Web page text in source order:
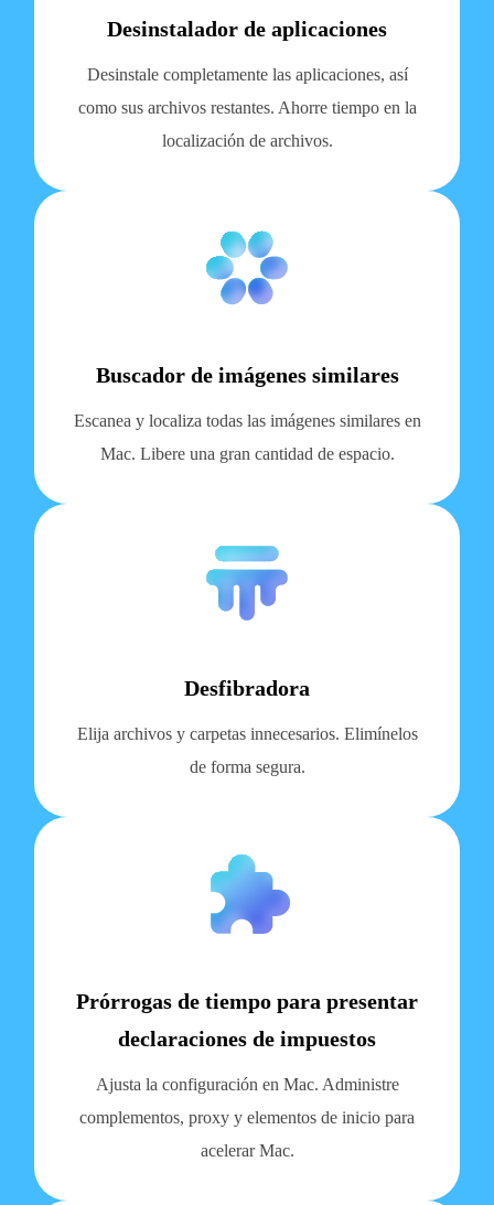
Desinstalador de aplicaciones
Desinstale completamente las aplicaciones, así
como sus archivos restantes. Ahorre tiempo en la
localización de archivos.
Buscador de imágenes similares
Escanea y localiza todas las imágenes similares en
Mac. Libere una gran cantidad de espacio.
Desfibradora
Elija archivos y carpetas innecesarios. Elimínelos
de forma segura.
Prórrogas de tiempo para presentar
declaraciones de impuestos
Ajusta la configuración en Mac. Administre
complementos, proxy y elementos de inicio para
acelerar Mac.